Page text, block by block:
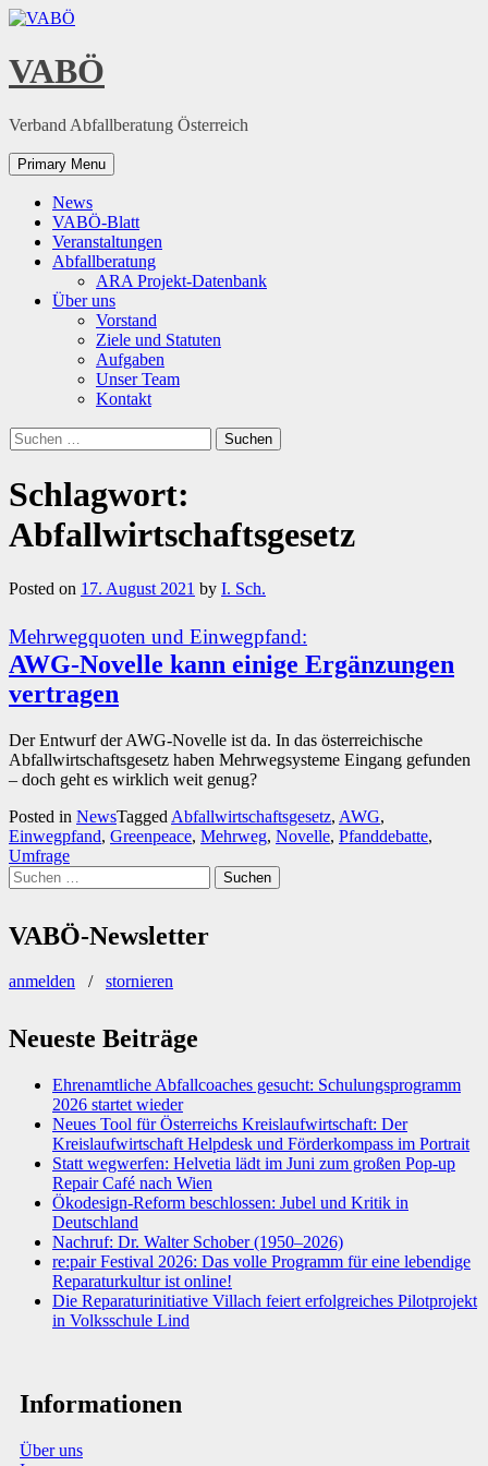
Skip
content
VABÖ
Verband Abfallberatung Österreich
Primary Menu
News
VABÖ-Blatt
Veranstaltungen
Abfallberatung
ARA Projekt-Datenbank
Über uns
Vorstand
Ziele und Statuten
Aufgaben
Unser Team
Kontakt
Suchen
nach:
Schlagwort:
Abfallwirtschaftsgesetz
Posted on 17. August 2021 by I. Sch.
Mehrwegquoten und Einwegpfand:
AWG-Novelle kann einige Ergänzungen
vertragen
Der Entwurf der AWG-Novelle ist da. In das österreichische
Abfallwirtschaftsgesetz haben Mehrwegsysteme Eingang gefunden
– doch geht es wirklich weit genug?
Posted in NewsTagged Abfallwirtschaftsgesetz, AWG,
Einwegpfand, Greenpeace, Mehrweg, Novelle, Pfanddebatte,
Umfrage
Suchen
nach:
VABÖ-Newsletter
anmelden / stornieren
Neueste Beiträge
Ehrenamtliche Abfallcoaches gesucht: Schulungsprogramm
2026 startet wieder
Neues Tool für Österreichs Kreislaufwirtschaft: Der
Kreislaufwirtschaft Helpdesk und Förderkompass im Portrait
Statt wegwerfen: Helvetia lädt im Juni zum großen Pop-up
Repair Café nach Wien
Ökodesign-Reform beschlossen: Jubel und Kritik in
Deutschland
Nachruf: Dr. Walter Schober (1950–2026)
re:pair Festival 2026: Das volle Programm für eine lebendige
Reparaturkultur ist online!
Die Reparaturinitiative Villach feiert erfolgreiches Pilotprojekt
in Volksschule Lind
Informationen
Über uns